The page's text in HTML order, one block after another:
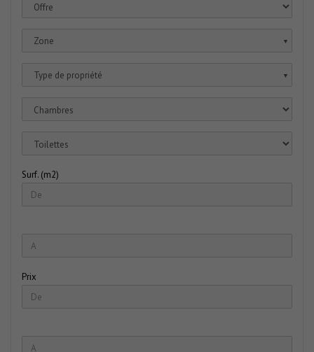
Zone ▼
Type de propriété ▼
Surf. (m2)
Prix